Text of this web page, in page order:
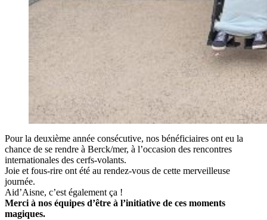
Pour la deuxième année consécutive, nos bénéficiaires ont eu la
chance de se rendre à Berck/mer, à l’occasion des rencontres
internationales des cerfs-volants.
Joie et fous-rire ont été au rendez-vous de cette merveilleuse
journée.
Aid’Aisne, c’est également ça !
Merci à nos équipes d’être à l’initiative de ces moments
magiques.